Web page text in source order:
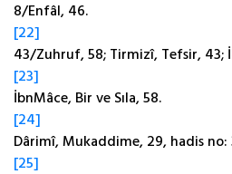
8/Enfâl, 46.
[22]
43/Zuhruf, 58; Tirmizî, Tefsir, 43;
[23]
İbnMâce, Bir ve Sıla, 58.
[24]
Dârimî, Mukaddime, 29, hadis no:
[25]